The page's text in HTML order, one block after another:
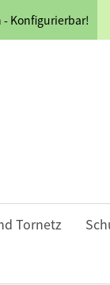
- Konfigurierbar!
Tornetz